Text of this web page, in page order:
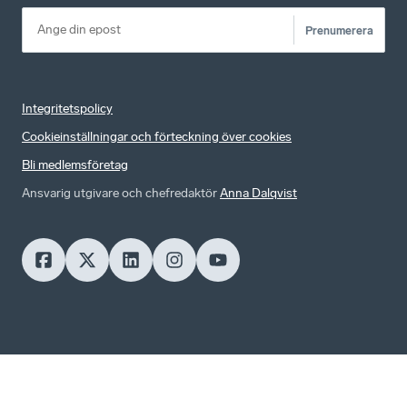
Prenumerera
Integritetspolicy
Cookieinställningar och förteckning över cookies
Bli medlemsföretag
Ansvarig utgivare och chefredaktörAnna Dalqvist